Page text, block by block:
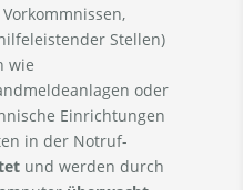
Stellen)
wie
oder
Einrichtungen
in der Notruf-
und werden durch